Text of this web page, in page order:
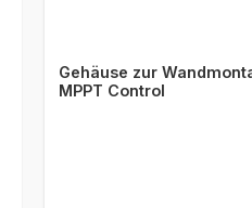
Gehäuse zur
MPPT Control